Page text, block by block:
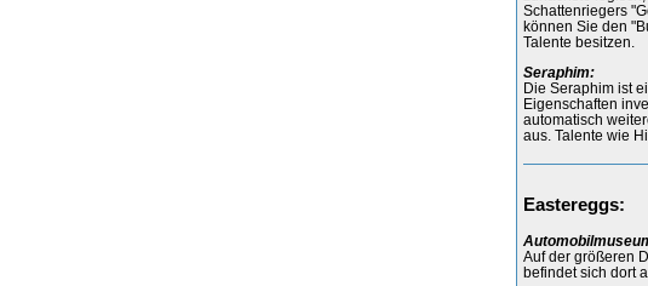
Schattenriegers
können Sie den
Talente besitzen.
Seraphim:
Die Seraphim ist
Eigenschaften
automatisch
aus. Talente wie
Eastereggs:
Auf der größeren
befindet sich dort